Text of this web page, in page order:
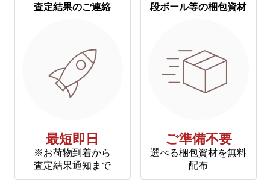
査定結果のご連絡
最短即日
※お荷物到着から
査定結果通知まで
段ボール等の梱包資材
ご準備不要
選べる梱包資材を無料
配布